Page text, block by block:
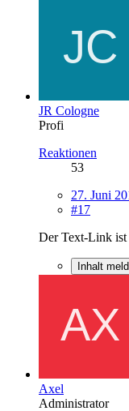
JR Cologne
Profi
Reaktionen
53
27. Juni
#17
Der Text-Link ist
Inhalt
Axel
Administrator